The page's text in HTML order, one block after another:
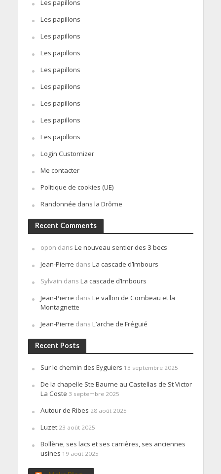
Les papillons
Les papillons
Les papillons
Les papillons
Les papillons
Les papillons
Les papillons
Les papillons
Les papillons
Login Customizer
Me contacter
Politique de cookies (UE)
Randonnée dans la Drôme
Recent Comments
opon dans Le nouveau sentier des 3 becs
Jean-Pierre dans La cascade d’Imbours
Sylvain dans La cascade d’Imbours
Jean-Pierre dans Le vallon de Combeau et la
Montagnette
Jean-Pierre dans L’arche de Fréguié
Recent Posts
Sur le chemin des Eyguiers 13 septembre 2025
De la chapelle Ste Baume au Castellas de St Victor
La Coste 3 septembre 2025
Autour de Ribes 28 août 2025
Luzet 23 août 2025
Bollène, ses lacs et ses carrières, ses anciennes
usines 19 août 2025